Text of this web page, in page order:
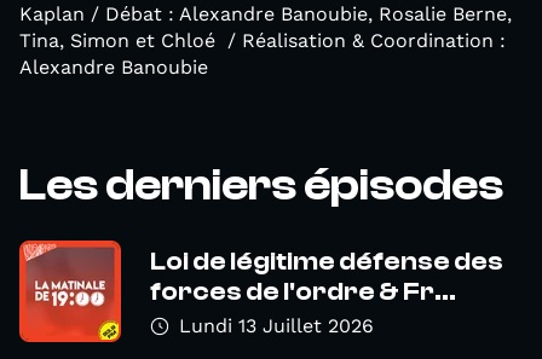
Kaplan / Débat : Alexandre Banoubie, Rosalie Berne,
Tina, Simon et Chloé / Réalisation & Coordination :
Alexandre Banoubie
Les derniers épisodes
Loi de légitime défense des
forces de l'ordre & Fr...
Lundi 13 Juillet 2026